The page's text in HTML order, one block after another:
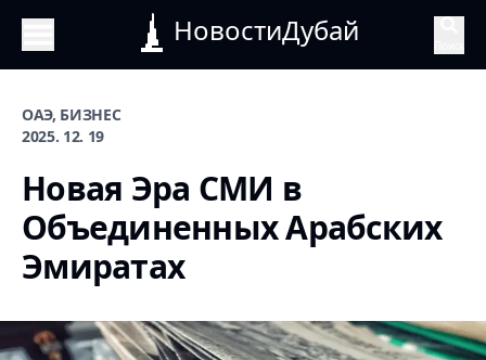
НовостиДубай
ОАЭ, БИЗНЕС
2025. 12. 19
Новая Эра СМИ в
Объединенных Арабских
Эмиратах